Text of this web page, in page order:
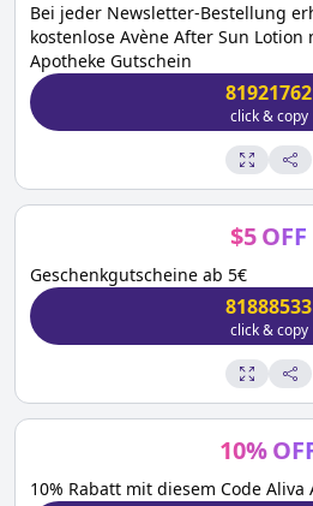
Bei jeder Newsletter-Bestellung
kostenlose Avène After Sun
Apotheke Gutschein
81921762
click & copy
$5OFF
Geschenkgutscheine ab 5€
81888533
click & copy
10%
10% Rabatt mit diesem Code Aliva